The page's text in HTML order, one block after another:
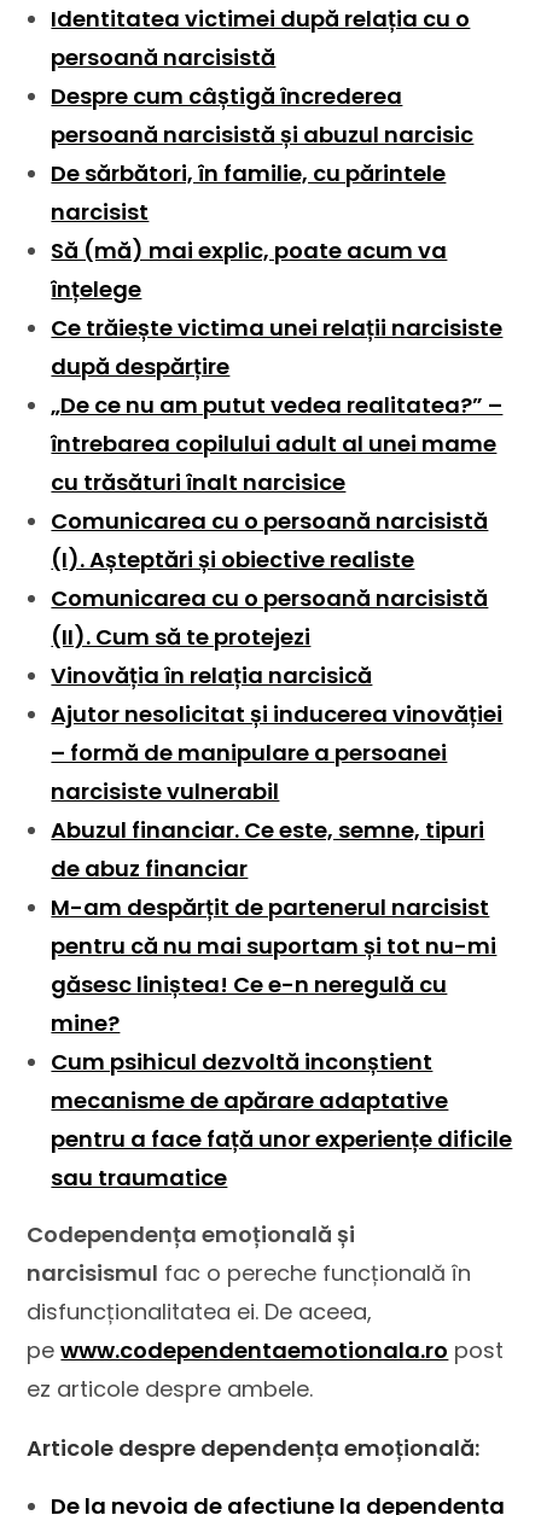
Identitatea victimei după relația cu o
persoană narcisistă
Despre cum câștigă încrederea
persoană narcisistă și abuzul narcisic
De sărbători, în familie, cu părintele
narcisist
Să (mă) mai explic, poate acum va
înțelege
Ce trăiește victima unei relații narcisiste
după despărțire
„De ce nu am putut vedea realitatea?” –
întrebarea copilului adult al unei mame
cu trăsături înalt narcisice
Comunicarea cu o persoană narcisistă
(I). Așteptări și obiective realiste
Comunicarea cu o persoană narcisistă
(II). Cum să te protejezi
Vinovăția în relația narcisică
Ajutor nesolicitat și inducerea vinovăției
– formă de manipulare a persoanei
narcisiste vulnerabil
Abuzul financiar. Ce este, semne, tipuri
de abuz financiar
M-am despărțit de partenerul narcisist
pentru că nu mai suportam și tot nu-mi
găsesc liniștea! Ce e-n neregulă cu
mine?
Cum psihicul dezvoltă inconștient
mecanisme de apărare adaptative
pentru a face față unor experiențe dificile
sau traumatice
Codependența emoțională și
narcisismul fac o pereche funcțională în
disfuncționalitatea ei. De aceea,
pewww.codependentaemotionala.ro post
ez articole despre ambele.
Articole despre dependența emoțională:
De la nevoia de afecțiune la dependența